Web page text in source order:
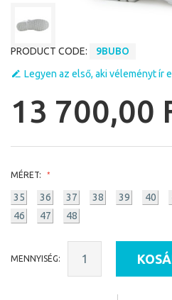
PRODUCT CODE:
9BUBO
Legyen az első, aki véleményt ír
13 700,00
MÉRET:
35 36 37 38 39 40
46
47 48
MENNYISÉG: